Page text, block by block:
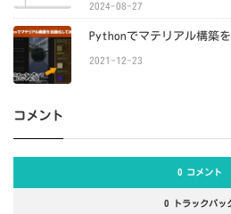
2024-08-27
Pythonでマテリアル構築
2021-12-23
コメント
0 コメント
0 トラックバッ